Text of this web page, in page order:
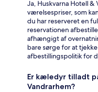
Ja, Huskvarna Hotell
værelsespriser, som
du har reserveret en
reservationen
afhængigt af
bare sørge for at
afbestillingspolitik for
Er kæledyr tilladt
Vandrarhem?